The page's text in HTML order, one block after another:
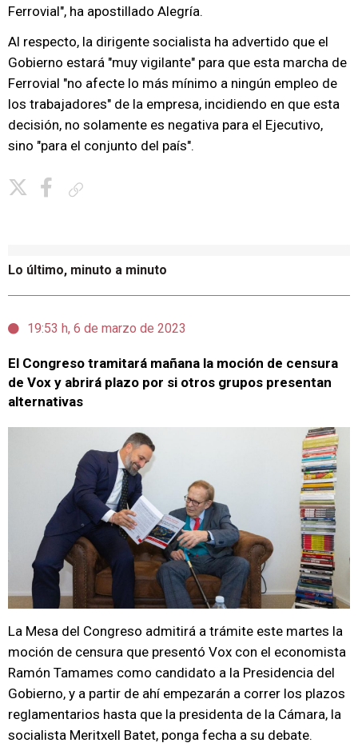
Ferrovial", ha apostillado Alegría.
Al respecto, la dirigente socialista ha advertido que el
Gobierno estará "muy vigilante" para que esta marcha de
Ferrovial "no afecte lo más mínimo a ningún empleo de
los trabajadores" de la empresa, incidiendo en que esta
decisión, no solamente es negativa para el Ejecutivo,
sino "para el conjunto del país".
Lo último, minuto a minuto
19:53 h, 6 de marzo de 2023
El Congreso tramitará mañana la moción de censura
de Vox y abrirá plazo por si otros grupos presentan
alternativas
La Mesa del Congreso admitirá a trámite este martes la
moción de censura que presentó Vox con el economista
Ramón Tamames como candidato a la Presidencia del
Gobierno, y a partir de ahí empezarán a correr los plazos
reglamentarios hasta que la presidenta de la Cámara, la
socialista Meritxell Batet, ponga fecha a su debate.